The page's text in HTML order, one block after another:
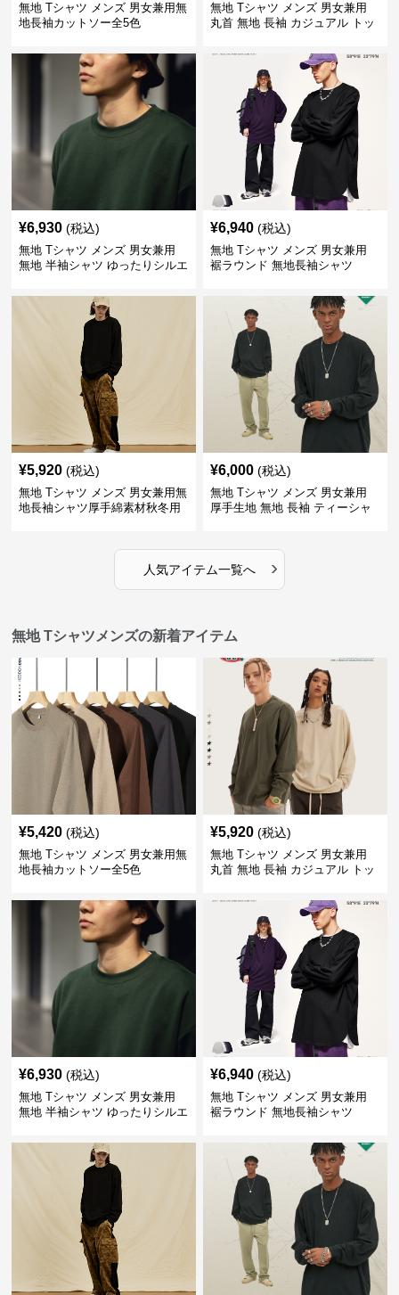
無地 Tシャツ メンズ 男女兼用無
地長袖カットソー全5色
無地 Tシャツ メンズ 男女兼用
丸首 無地 長袖 カジュアル トッ
¥6,930 (税込)
無地 Tシャツ メンズ 男女兼用
無地 半袖シャツ ゆったりシルエ
¥6,940 (税込)
無地 Tシャツ メンズ 男女兼用
裾ラウンド 無地長袖シャツ
¥5,920 (税込)
無地 Tシャツ メンズ 男女兼用無
地長袖シャツ厚手綿素材秋冬用
¥6,000 (税込)
無地 Tシャツ メンズ 男女兼用
厚手生地 無地 長袖 ティーシャ
人気アイテム一覧へ ›
無地 Tシャツメンズの新着アイテム
¥5,420 (税込)
無地 Tシャツ メンズ 男女兼用無
地長袖カットソー全5色
¥5,920 (税込)
無地 Tシャツ メンズ 男女兼用
丸首 無地 長袖 カジュアル トッ
¥6,930 (税込)
無地 Tシャツ メンズ 男女兼用
無地 半袖シャツ ゆったりシルエ
¥6,940 (税込)
無地 Tシャツ メンズ 男女兼用
裾ラウンド 無地長袖シャツ